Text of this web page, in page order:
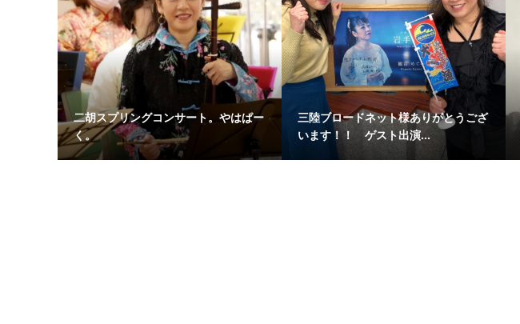
二胡スプリングコンサート。やはぱー
く。
三陸ブロードネット様ありがとうござ
います！！ ゲスト出演...